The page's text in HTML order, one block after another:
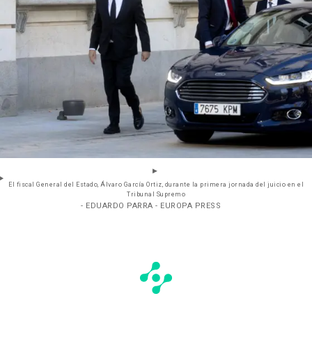
El fiscal General del Estado, Álvaro García Ortiz, durante la primera jornada del juicio en el
Tribunal Supremo
- EDUARDO PARRA - EUROPA PRESS